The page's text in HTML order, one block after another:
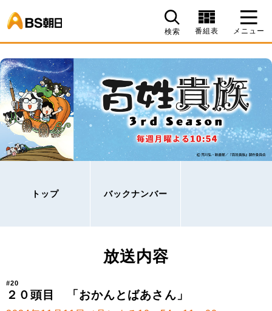
検索 番組表 メニュー
トップ バックナンバー
放送内容
#20
２０頭目 「おかんとばあさん」